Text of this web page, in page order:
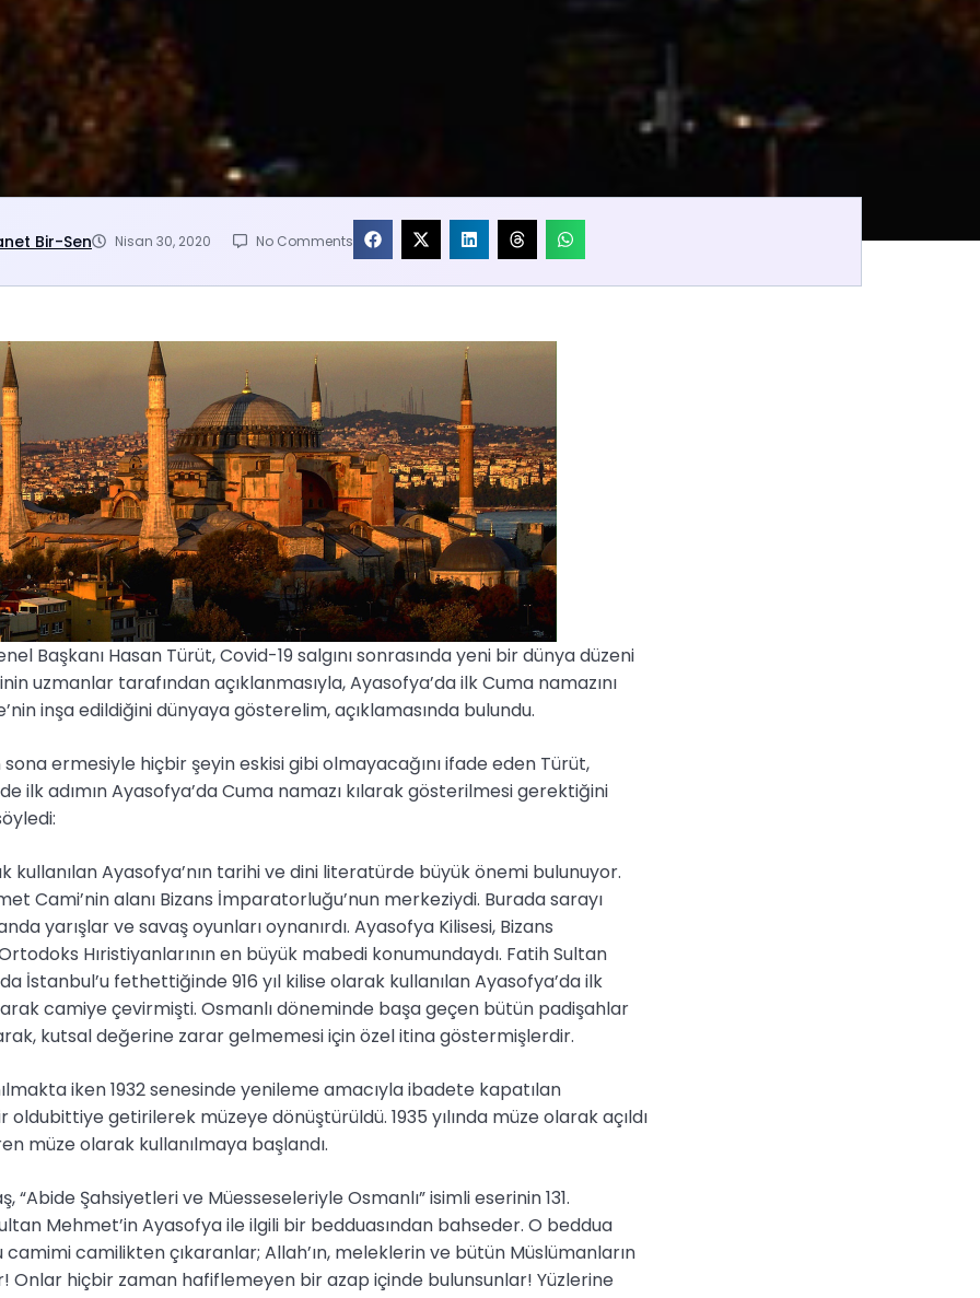
Bir-Sen Nisan 30, 2020 No Comments
Başkanı Hasan Türüt, Covid-19 salgını sonrasında yeni bir dünya düzeni
uzmanlar tarafından açıklanmasıyla, Ayasofya’da ilk Cuma namazını
inşa edildiğini dünyaya gösterelim, açıklamasında bulundu.
sona ermesiyle hiçbir şeyin eskisi gibi olmayacağını ifade eden Türüt,
ilk adımın Ayasofya’da Cuma namazı kılarak gösterilmesi gerektiğini
kullanılan Ayasofya’nın tarihi ve dini literatürde büyük önemi bulunuyor.
Cami’nin alanı Bizans İmparatorluğu’nun merkeziydi. Burada sarayı
yarışlar ve savaş oyunları oynanırdı. Ayasofya Kilisesi, Bizans
Hıristiyanlarının en büyük mabedi konumundaydı. Fatih Sultan
İstanbul’u fethettiğinde 916 yıl kilise olarak kullanılan Ayasofya’da ilk
camiye çevirmişti. Osmanlı döneminde başa geçen bütün padişahlar
kutsal değerine zarar gelmemesi için özel itina göstermişlerdir.
iken 1932 senesinde yenileme amacıyla ibadete kapatılan
getirilerek müzeye dönüştürüldü. 1935 yılında müze olarak açıldı
müze olarak kullanılmaya başlandı.
“Abide Şahsiyetleri ve Müesseseleriyle Osmanlı” isimli eserinin 131.
Mehmet’in Ayasofya ile ilgili bir bedduasından bahseder. O beddua
camimi camilikten çıkaranlar; Allah’ın, meleklerin ve bütün Müslümanların
Onlar hiçbir zaman hafiflemeyen bir azap içinde bulunsunlar! Yüzlerine